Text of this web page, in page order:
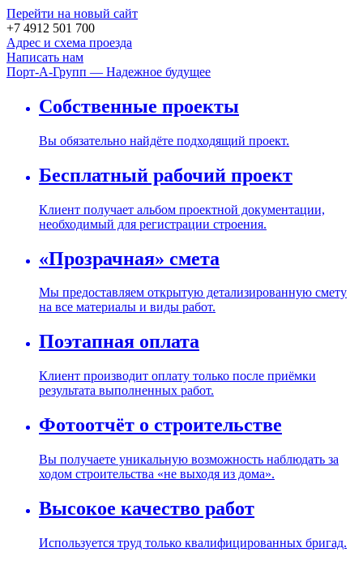
Перейти на новый сайт
+7 4912 501 700
Адрес и схема проезда
Написать нам
Порт-А-Групп — Надежное будущее
Собственные проекты
Вы обязательно найдёте подходящий проект.
Бесплатный рабочий проект
Клиент получает альбом проектной документации,
необходимый для регистрации строения.
«Прозрачная» смета
Мы предоставляем открытую детализированную смету
на все материалы и виды работ.
Поэтапная оплата
Клиент производит оплату только после приёмки
результата выполненных работ.
Фотоотчёт о строительстве
Вы получаете уникальную возможность наблюдать за
ходом строительства «не выходя из дома».
Высокое качество работ
Используется труд только квалифицированных бригад.